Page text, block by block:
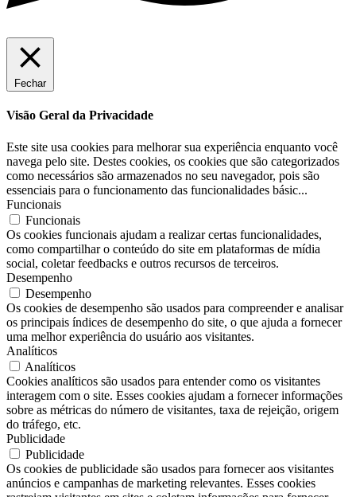
Fechar
Visão Geral da Privacidade
Este site usa cookies para melhorar sua experiência enquanto você
navega pelo site. Destes cookies, os cookies que são categorizados
como necessários são armazenados no seu navegador, pois são
essenciais para o funcionamento das funcionalidades básic...
Funcionais
Funcionais
Os cookies funcionais ajudam a realizar certas funcionalidades,
como compartilhar o conteúdo do site em plataformas de mídia
social, coletar feedbacks e outros recursos de terceiros.
Desempenho
Desempenho
Os cookies de desempenho são usados ​​para compreender e analisar
os principais índices de desempenho do site, o que ajuda a fornecer
uma melhor experiência do usuário aos visitantes.
Analíticos
Analíticos
Cookies analíticos são usados ​​para entender como os visitantes
interagem com o site. Esses cookies ajudam a fornecer informações
sobre as métricas do número de visitantes, taxa de rejeição, origem
do tráfego, etc.
Publicidade
Publicidade
Os cookies de publicidade são usados ​​para fornecer aos visitantes
anúncios e campanhas de marketing relevantes. Esses cookies